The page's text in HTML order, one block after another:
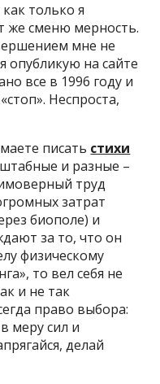
только я
же сменю мерность.
мне не
опубликую на сайте
все в 1996 году и
Неспроста,
писать стихи
и разные –
труд
затрат
биополе) и
за то, что он
физическому
то вел себя не
и не так
право выбора:
меру сил и
делай